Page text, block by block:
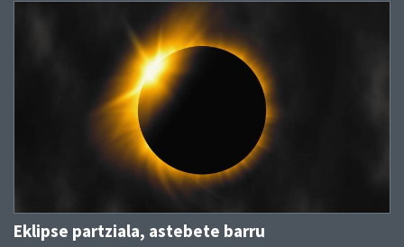
Eklipse partziala, astebete barru